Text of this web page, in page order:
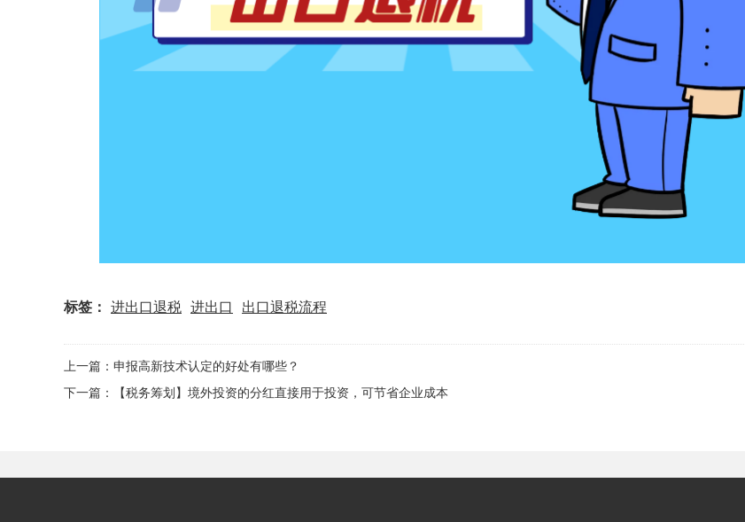
标签： 进出口退税 进出口 出口退税流程
上一篇：申报高新技术认定的好处有哪些？
下一篇：【税务筹划】境外投资的分红直接用于投资，可节省企业成本